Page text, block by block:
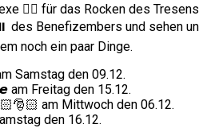
🧙‍♀️ für das Rocken des
des Benefizembers und sehen
noch ein paar Dinge.
Samstag den 09.12.
Freitag den 15.12.
am Mittwoch den 06.12.
den 16.12.